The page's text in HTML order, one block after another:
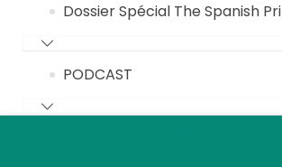
Dossier Spécial The Spanish
PODCAST